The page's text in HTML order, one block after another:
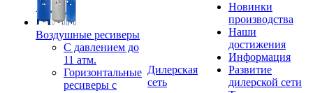
Воздушные ресиверы
С давлением до
11 атм.
Горизонтальные
ресиверы с
Дилерская
сеть
Новинки
производства
Наши
достижения
Информация
Развитие
дилерской сети